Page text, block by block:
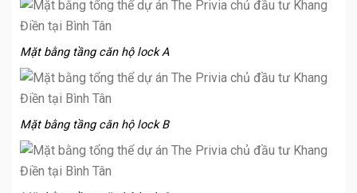
Mặt bằng tầng căn hộ lock A
Mặt bằng tầng căn hộ lock B